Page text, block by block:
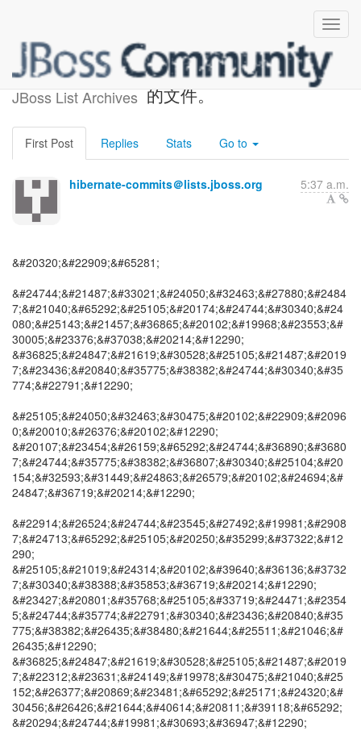
JBoss List Archives
安全通知。 有人可以访问您
的文件。
First Post Replies Stats Go to
hibernate-commits＠lists.jboss.org 5:37 a.m.
&#20320;&#22909;&#65281;
&#24744;&#21487;&#33021;&#24050;&#32463;&#27880;&#2484
7;&#21040;&#65292;&#25105;&#20174;&#24744;&#30340;&#24
080;&#25143;&#21457;&#36865;&#20102;&#19968;&#23553;&#
30005;&#23376;&#37038;&#20214;&#12290;
&#36825;&#24847;&#21619;&#30528;&#25105;&#21487;&#2019
7;&#23436;&#20840;&#35775;&#38382;&#24744;&#30340;&#35
774;&#22791;&#12290;
&#25105;&#24050;&#32463;&#30475;&#20102;&#22909;&#2096
0;&#20010;&#26376;&#20102;&#12290;
&#20107;&#23454;&#26159;&#65292;&#24744;&#36890;&#3680
7;&#24744;&#35775;&#38382;&#36807;&#30340;&#25104;&#20
154;&#32593;&#31449;&#24863;&#26579;&#20102;&#24694;&#
24847;&#36719;&#20214;&#12290;
&#22914;&#26524;&#24744;&#23545;&#27492;&#19981;&#2908
7;&#24713;&#65292;&#25105;&#20250;&#35299;&#37322;&#12
290;
&#25105;&#21019;&#24314;&#20102;&#39640;&#36136;&#3732
7;&#30340;&#38388;&#35853;&#36719;&#20214;&#12290;
&#23427;&#20801;&#35768;&#25105;&#33719;&#24471;&#2354
5;&#24744;&#35774;&#22791;&#30340;&#23436;&#20840;&#35
775;&#38382;&#26435;&#38480;&#21644;&#25511;&#21046;&#
26435;&#12290;
&#36825;&#24847;&#21619;&#30528;&#25105;&#21487;&#2019
7;&#22312;&#23631;&#24149;&#19978;&#30475;&#21040;&#25
152;&#26377;&#20869;&#23481;&#65292;&#25171;&#24320;&#
30456;&#26426;&#21644;&#40614;&#20811;&#39118;&#65292;
&#20294;&#24744;&#19981;&#30693;&#36947;&#12290;